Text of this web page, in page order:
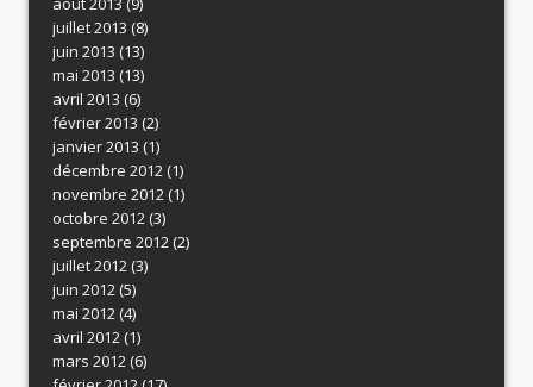
juillet 2013 (8)
juin 2013 (13)
mai 2013 (13)
avril 2013 (6)
février 2013 (2)
janvier 2013 (1)
décembre 2012(1)
novembre 2012(1)
octobre 2012(3)
septembre 2012(2)
juillet 2012(3)
juin 2012(5)
mai 2012(4)
avril 2012(1)
mars 2012(6)